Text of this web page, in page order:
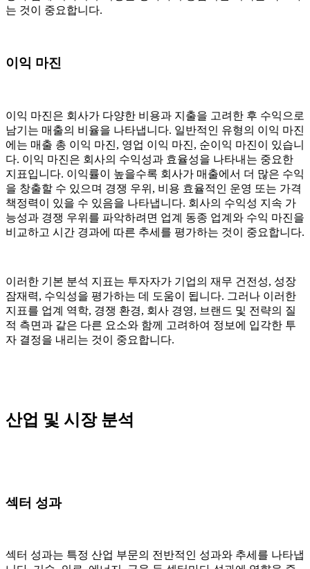
는 것이 중요합니다.
이익 마진
이익 마진은 회사가 다양한 비용과 지출을 고려한 후 수익으로
남기는 매출의 비율을 나타냅니다. 일반적인 유형의 이익 마진
에는 매출 총 이익 마진, 영업 이익 마진, 순이익 마진이 있습니
다. 이익 마진은 회사의 수익성과 효율성을 나타내는 중요한
지표입니다. 이익률이 높을수록 회사가 매출에서 더 많은 수익
을 창출할 수 있으며 경쟁 우위, 비용 효율적인 운영 또는 가격
책정력이 있을 수 있음을 나타냅니다. 회사의 수익성 지속 가
능성과 경쟁 우위를 파악하려면 업계 동종 업계와 수익 마진을
비교하고 시간 경과에 따른 추세를 평가하는 것이 중요합니다.
이러한 기본 분석 지표는 투자자가 기업의 재무 건전성, 성장
잠재력, 수익성을 평가하는 데 도움이 됩니다. 그러나 이러한
지표를 업계 역학, 경쟁 환경, 회사 경영, 브랜드 및 전략의 질
적 측면과 같은 다른 요소와 함께 고려하여 정보에 입각한 투
자 결정을 내리는 것이 중요합니다.
산업 및 시장 분석
섹터 성과
섹터 성과는 특정 산업 부문의 전반적인 성과와 추세를 나타냅